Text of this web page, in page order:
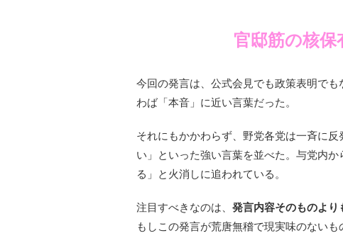
官邸筋の核
今回の発言は、公式会見でも政策表明で
わば「本音」に近い言葉だった。
それにもかかわらず、野党各党は一斉に
い」といった強い言葉を並べた。与党内
る」と火消しに追われている。
注目すべきなのは、 発言内容そのものより
もしこの発言が荒唐無稽で現実味のない